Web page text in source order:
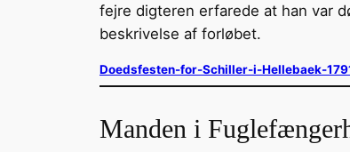
fejre digteren erfarede at han var
beskrivelse af forløbet.
Doedsfesten-for-Schiller-i-Hellebaek-
Manden i